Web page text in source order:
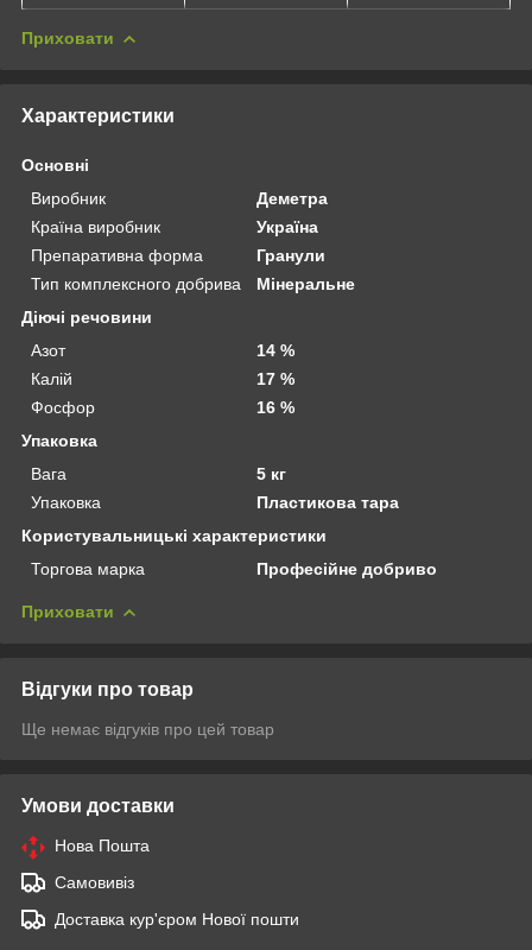
Приховати
Характеристики
Основні
Виробник
Деметра
Країна виробник
Україна
Препаративна форма
Гранули
Тип комплексного добрива
Мінеральне
Діючі речовини
Азот
14 %
Калій
17 %
Фосфор
16 %
Упаковка
Вага
5 кг
Упаковка
Пластикова тара
Користувальницькі характеристики
Торгова марка
Професійне добриво
Приховати
Відгуки про товар
Ще немає відгуків про цей товар
Умови доставки
Нова Пошта
Самовивіз
Доставка кур'єром Нової пошти